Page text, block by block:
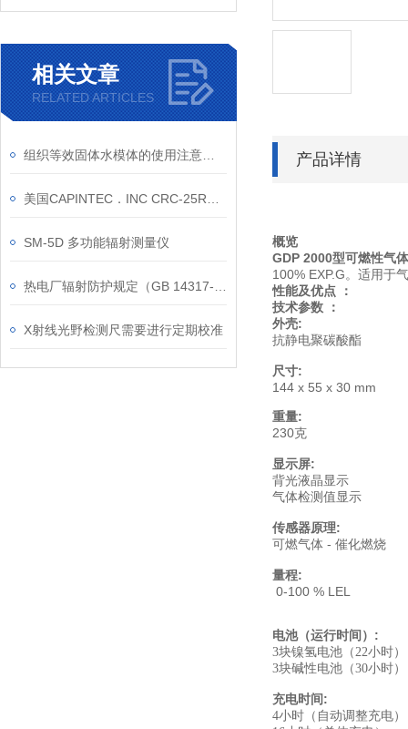
相关文章
RELATED ARTICLES
SM-5D 多功能辐射测量仪
X射线光野检测尺需要进行定期校准
产品详情
概览
GDP 2000型可燃性气
100% EXP.G。适用于
性能及优点
：
技术参数
：
外壳:
抗静电聚碳酸酯
尺寸:
144 x 55 x 30 mm
重量:
230克
显示屏:
背光液晶显示
气体检测值显示
传感器原理:
可燃气体 - 催化燃烧
量程:
0-100 % LEL
电池（运行时间） :
3块镍氢电池 （22小时）
3块碱性电池 （30小时）
充电时间:
4小时（自动调整充电）